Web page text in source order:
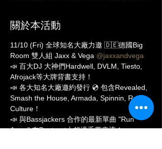
關於本活動
11/10 (Fri) 全球知名大廠力邀 🇩🇪德國Big
Room 雙人組 Jaxx & Vega @jaxxandvega
📣 百大DJ 大神們Hardwell, DVLM, Tiesto,
Afrojack等大牌背書支持！
📣 各大知名大廠邀約發行 💿 包含Revealed,
Smash the House, Armada, Spinnin, Rave
Culture！
📣 與Bassjackers 合作的最新單曲 "Run
Away" 在Beatport上超過千萬串流！